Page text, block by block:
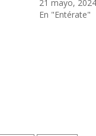
21 mayo, 2024
En "Entérate"